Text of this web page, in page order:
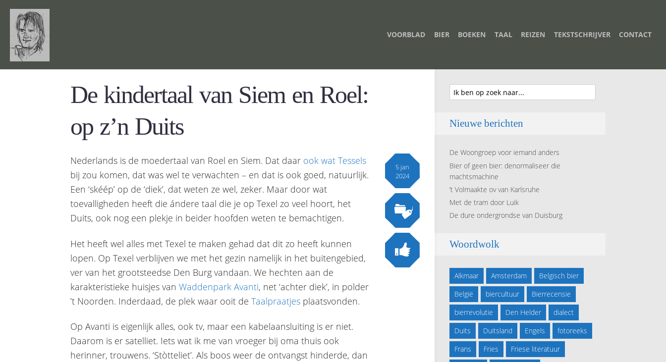
VOORBLAD BIER BOEKEN TAAL REIZEN TEKSTSCHRIJVER CONTACT
De kindertaal van Siem en Roel:
op z’n Duits
5 jan
2024
Nederlands is de moedertaal van Roel en Siem. Dat daar ook wat Tessels
bij zou komen, dat was wel te verwachten – en dat is ook goed, natuurlijk.
Een ‘skéép’ op de ‘diek’, dat weten ze wel, zeker. Maar door wat
toevalligheden heeft die ándere taal die je op Texel zo veel hoort, het
Duits, ook nog een plekje in beider hoofden weten te bemachtigen.
Het heeft wel alles met Texel te maken gehad dat dit zo heeft kunnen
lopen. Op Texel verblijven we met het gezin namelijk in het buitengebied,
ver van het grootsteedse Den Burg vandaan. We hechten aan de
karakteristieke huisjes van Waddenpark Avanti, net ‘achter diek’, in polder
’t Noorden. Inderdaad, de plek waar ooit de Taalpraatjes plaatsvonden.
Op Avanti is eigenlijk alles, ook tv, maar een kabelaansluiting is er niet.
Daarom is er satelliet. Iets wat ik me van vroeger bij oma thuis ook
herinner, trouwens. ‘Stòtteliet’. Als boos weer de ontvangst hinderde, dan
Nieuwe berichten
De Woongroep voor iemand anders
Bier of geen bier: denormaliseer die
machtsmachine
’t Volmaakte ov van Karlsruhe
Met de tram door Luik
De dure ondergrondse van Duisburg
Woordwolk
Alkmaar Amsterdam
Belgisch bier
België
biercultuur
Bierrecensie
bierrevolutie
Den Helder
dialect
Duits
Duitsland Engels
fotoreeks
Frans
Fries
Friese literatuur